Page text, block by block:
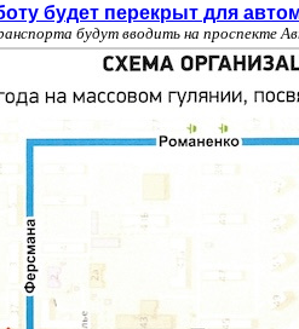
будет перекрыт для
будут вводить на проспекте